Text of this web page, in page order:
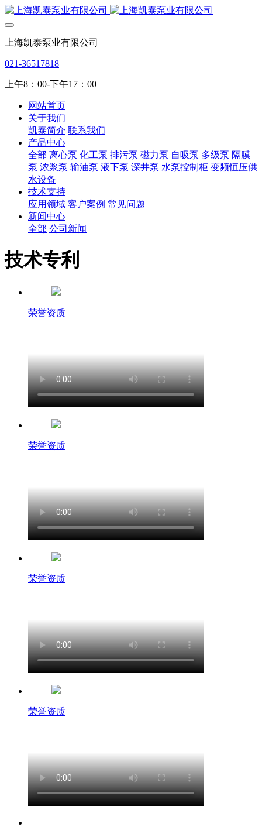
上海凯泰泵业有限公司
021-36517818
上午8：00-下午17：00
网站首页
关于我们
凯泰简介 联系我们
产品中心
全部 离心泵 化工泵 排污泵 磁力泵 自吸泵 多级泵 隔膜
泵 浓浆泵 输油泵 液下泵 深井泵 水泵控制柜 变频恒压供
水设备
技术支持
应用领域 客户案例 常见问题
新闻中心
全部 公司新闻
技术专利
荣誉资质
荣誉资质
荣誉资质
荣誉资质